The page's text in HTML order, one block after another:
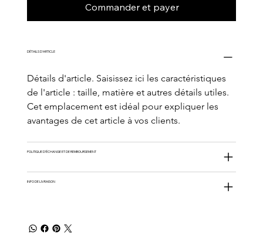
Commander et payer
DÉTAILS D'ARTICLE
Détails d'article. Saisissez ici les caractéristiques
de l'article : taille, matière et autres détails utiles.
Cet emplacement est idéal pour expliquer les
avantages de cet article à vos clients.
POLITIQUE D'ÉCHANGE ET DE REMBOURSEMENT
INFO DE LIVRAISON